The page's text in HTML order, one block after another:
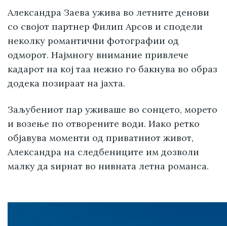
Александра Заева ужива во летните денови
со својот партнер Филип Арсов и сподели
неколку романтични фотографии од
одморот. Најмногу внимание привлече
кадарот на кој таа нежно го бакнува во образ
додека позираат на јахта.
Заљубениот пар уживаше во сонцето, морето
и возење по отворените води. Иако ретко
објавува моменти од приватниот живот,
Александра на следбениците им дозволи
малку да ѕирнат во нивната летна романса.